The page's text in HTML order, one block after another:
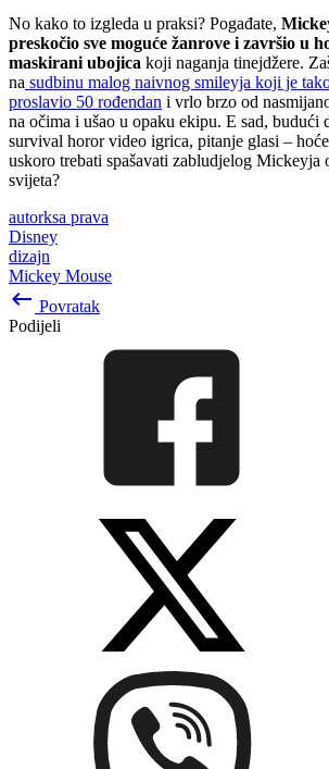
No kako to izgleda u praksi? Pogađate,
preskočio sve moguće žanrove i završio u
maskirani ubojica koji naganja tinejdžere.
na sudbinu malog naivnog smileyja koji je
proslavio 50 rođendan i vrlo brzo od
na očima i ušao u opaku ekipu. E sad, budući
survival horor video igrica, pitanje glasi –
uskoro trebati spašavati zabludjelog Mickeyja
svijeta?
autorksa prava
Disney
dizajn
Mickey Mouse
keyboard_backspace Povratak
Podijeli